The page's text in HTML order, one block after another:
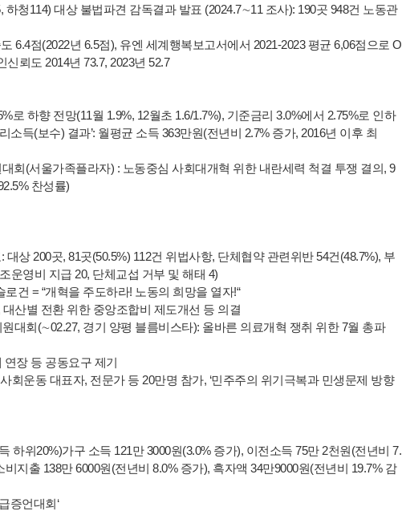
청114) 대상 불법파견 감독결과 발표 (2024.7∼11 조사): 190곳 948건 노동관
6.4점(2022년 6.5점), 유엔 세계행복보고서에서 2021-2023 평균 6,06점으로 O
뢰도 2014년 73.7, 2023년 52.7
로 하향 전망(11월 1.9%, 12월초 1.6/1.7%), 기준금리 3.0%에서 2.75%로 인하
소득(보수) 결과’: 월평균 소득 363만원(전년비 2.7% 증가, 2016년 이후 최
회(서울가족플라자) : 노동중심 사회대개혁 위한 내란세력 척결 투쟁 결의, 9
찬성률)
상 200곳, 81곳(50.5%) 112건 위법사항, 단체협약 관련위반 54건(48.7%), 부
운영비 지급 20, 단체교섭 거부 및 해태 4)
건 = “개혁을 주도하라! 노동의 희망을 열자!“
산별 전환 위한 중앙조합비 제도개선 등 의결
대회(∼02.27, 경기 양평 블름비스타): 올바른 의료개혁 쟁취 위한 7월 총파
장 등 공동요구 제기
회운동 대표자, 전문가 등 20만명 참가, ‘민주주의 위기극복과 민생문제 방향
하위20%)가구 소득 121만 3000원(3.0% 증가), 이전소득 75만 2천원(전년비 7.
지출 138만 6000원(전년비 8.0% 증가), 흑자액 34만9000원(전년비 19.7% 감
증언대회‘